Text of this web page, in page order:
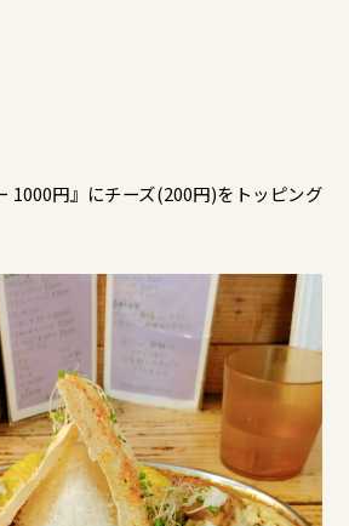
1000円』にチーズ(200円)をトッピング